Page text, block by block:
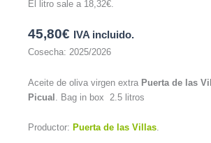
El litro sale a 18,32€.
45,80€ IVA incluido.
Cosecha: 2025/2026
Aceite de oliva virgen extra Puerta de las
Picual . Bag in box 2.5 litros
Productor: Puerta de las Villas.